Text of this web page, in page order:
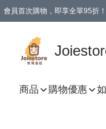
會員首次購物，即享全單95折！
商品 購物優惠